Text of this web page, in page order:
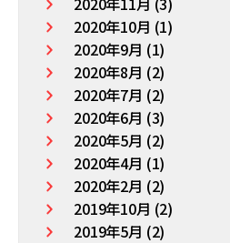
2020年10月 (1)
2020年9月 (1)
2020年8月 (2)
2020年7月 (2)
2020年6月 (3)
2020年5月 (2)
2020年4月 (1)
2020年2月 (2)
2019年10月 (2)
2019年5月 (2)